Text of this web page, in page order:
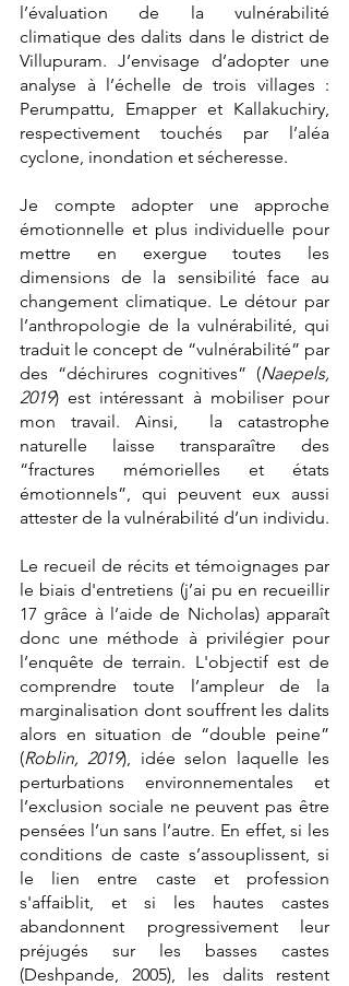
l’évaluation de la vulnérabilité
climatique des dalits dans le district de
Villupuram. J’envisage d’adopter une
analyse à l’échelle de trois villages :
Perumpattu, Emapper et Kallakuchiry,
respectivement touchés par l’aléa
cyclone, inondation et sécheresse.
Je compte adopter une approche
émotionnelle et plus individuelle pour
mettre en exergue toutes les
dimensions de la sensibilité face au
changement climatique. Le détour par
l’anthropologie de la vulnérabilité, qui
traduit le concept de “vulnérabilité” par
des “déchirures cognitives” (Naepels,
2019) est intéressant à mobiliser pour
mon travail. Ainsi,  la catastrophe
naturelle laisse transparaître des
“fractures mémorielles et états
émotionnels”, qui peuvent eux aussi
Le recueil de récits et témoignages par
le biais d'entretiens (j’ai pu en recueillir
17 grâce à l’aide de Nicholas) apparaît
donc une méthode à privilégier pour
l’enquête de terrain. L'objectif est de
comprendre toute l’ampleur de la
marginalisation dont souffrent les dalits
alors en situation de “double peine”
(Roblin, 2019), idée selon laquelle les
perturbations environnementales et
l’exclusion sociale ne peuvent pas être
pensées l’un sans l’autre. En effet, si les
conditions de caste s’assouplissent, si
le lien entre caste et profession
s'affaiblit, et si les hautes castes
abandonnent progressivement leur
préjugés sur les basses castes
(Deshpande, 2005), les dalits restent